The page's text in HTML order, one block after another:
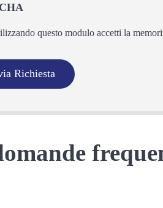
* questo modulo accetti la